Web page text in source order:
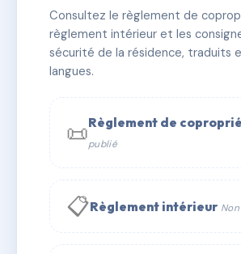
✓ Immatriculée 🏠 4 lots 🏗 2
📞 Contacter Syndic Digital
Consultez le règlement de
règlement intérieur et les
sécurité de la résidence, traduits
langues.
📜Règlement de
publié
📋Règlement intérieur